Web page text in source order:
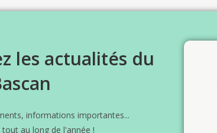
les actualités du
informations importantes...
au long de l'année !